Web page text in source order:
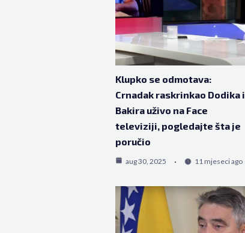
Klupko se odmotava:
Crnadak raskrinkao Dodika i
Bakira uživo na Face
televiziji, pogledajte šta je
poručio
aug 30, 2025 11 mjeseci ago